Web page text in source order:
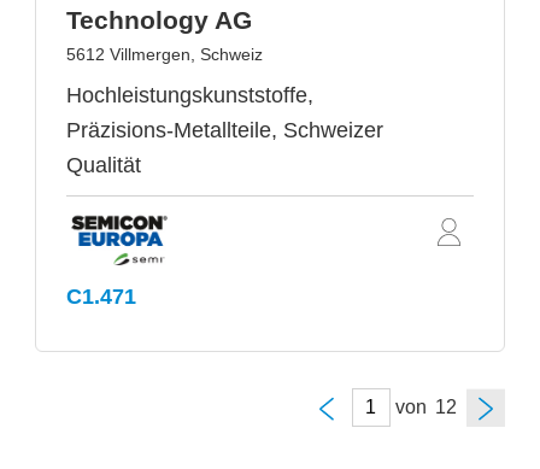
Technology AG
5612 Villmergen, Schweiz
Hochleistungskunststoffe,
Präzisions-Metallteile, Schweizer
Qualität
C1.471
von